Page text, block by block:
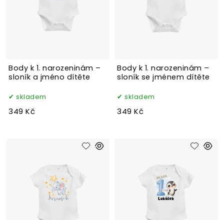
Body k 1. narozeninám –
sloník a jméno dítěte
skladem
349 Kč
Body k 1. narozeninám –
sloník se jménem dítěte
skladem
349 Kč